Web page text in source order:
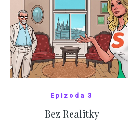
Epizoda 3
Bez Realitky